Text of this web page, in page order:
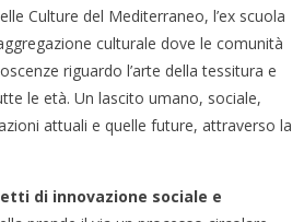
Culture del Mediterraneo, l’ex scuola
culturale dove le comunità
riguardo l’arte della tessitura e
le età. Un lascito umano, sociale,
attuali e quelle future, attraverso la
di innovazione sociale e